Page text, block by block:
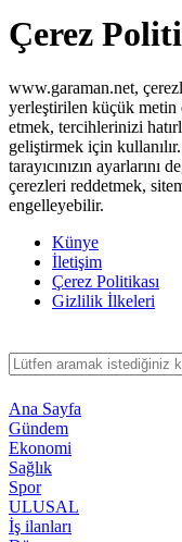
Çerez
www.garaman.net,
yerleştirilen küçük metin
etmek, tercihlerinizi
geliştirmek için
tarayıcınızın
çerezleri reddetmek,
engelleyebilir.
Künye
İletişim
Çerez Politikası
Gizlilik İlkeleri
Ana Sayfa
Gündem
Ekonomi
Sağlık
Spor
ULUSAL
İş ilanları